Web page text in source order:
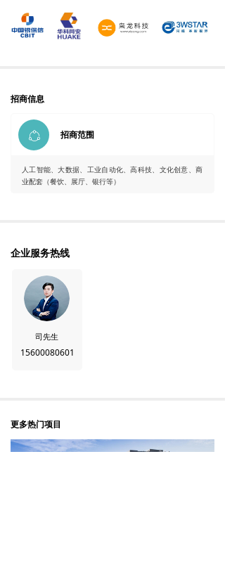
招商信息
企业服务热线
司先生
15600080601
招商范围
ꁢ
人工智能、大数据、工业自动化、高科技、文化创意、商
业配套（餐饮、展厅、银行等）
更多热门项目